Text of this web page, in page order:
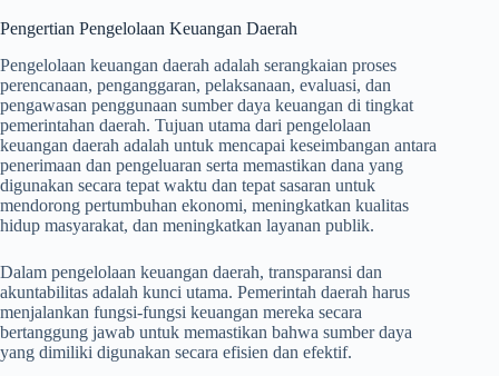
Pengertian Pengelolaan Keuangan Daerah
Pengelolaan keuangan daerah adalah serangkaian proses
perencanaan, penganggaran, pelaksanaan, evaluasi, dan
pengawasan penggunaan sumber daya keuangan di tingkat
pemerintahan daerah. Tujuan utama dari pengelolaan
keuangan daerah adalah untuk mencapai keseimbangan antara
penerimaan dan pengeluaran serta memastikan dana yang
digunakan secara tepat waktu dan tepat sasaran untuk
mendorong pertumbuhan ekonomi, meningkatkan kualitas
hidup masyarakat, dan meningkatkan layanan publik.
Dalam pengelolaan keuangan daerah, transparansi dan
akuntabilitas adalah kunci utama. Pemerintah daerah harus
menjalankan fungsi-fungsi keuangan mereka secara
bertanggung jawab untuk memastikan bahwa sumber daya
yang dimiliki digunakan secara efisien dan efektif.